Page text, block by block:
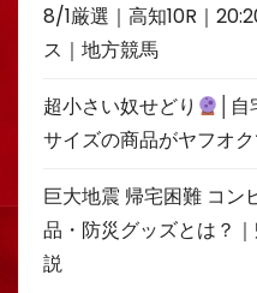
8/1厳選｜高知10R｜
ス｜地方競馬
超小さい奴せどり
│
サイズの商品がヤフオ
巨大地震 帰宅困難 コン
品・防災グッズとは？
説